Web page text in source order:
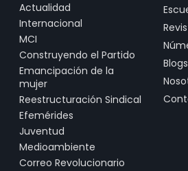
Actualidad
Internacional
MCI
Construyendo el Partido
Emancipación de la
mujer
Reestructuración Sindical
Efemérides
Juventud
Medioambiente
Correo Revolucionario
Blogs